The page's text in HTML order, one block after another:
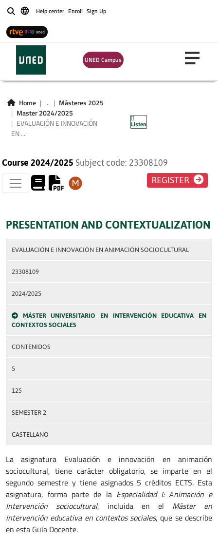
BuscarHelp center Enroll Sign Up
UNED Campus
Home ...
Másteres 2025
Master 2024/2025
EVALUACIÓN E INNOVACIÓN
EN ...
Listen
EVALUACIÓN E
INNOVACIÓN EN
ANIMACIÓN
SOCIOCULTURAL
Course 2024/2025 Subject code: 23308109
REGISTER
PRESENTATION AND CONTEXTUALIZATION
EVALUACIÓN E INNOVACIÓN EN ANIMACIÓN SOCIOCULTURAL
23308109
2024/2025
MÁSTER UNIVERSITARIO EN INTERVENCIÓN EDUCATIVA EN
CONTEXTOS SOCIALES
CONTENIDOS
5
125
SEMESTER 2
CASTELLANO
La asignatura Evaluación e innovación en animación
sociocultural, tiene carácter obligatorio, se imparte en el
segundo semestre y tiene asignados 5 créditos ECTS. Esta
asignatura, forma parte de la Especialidad I: Animación e
Intervención sociocultural, incluida en el Máster en
intervención educativa en contextos sociales, que se describe
en esta Guía Docente.